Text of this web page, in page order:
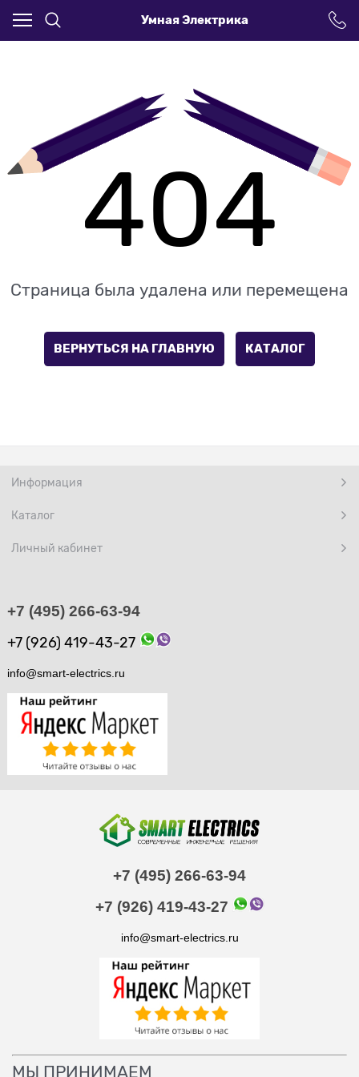
Умная Электрика
404
Страница была удалена или перемещена
ВЕРНУТЬСЯ НА ГЛАВНУЮ КАТАЛОГ
Информация
Каталог
Личный кабинет
+7 (495) 266-63-94
+7 (926) 419-43-27
info@smart-electrics.ru
+7 (495) 266-63-94
+7 (926) 419-43-27
info@smart-electrics.ru
МЫ ПРИНИМАЕМ